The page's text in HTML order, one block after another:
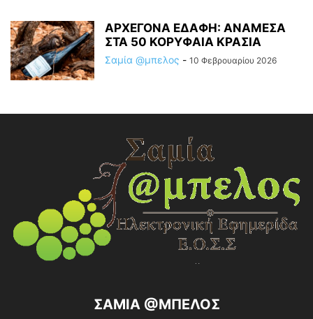
ΑΡΧΕΓΟΝΑ ΕΔΑΦΗ: ΑΝΑΜΕΣΑ
ΣΤΑ 50 ΚΟΡΥΦΑΙΑ ΚΡΑΣΙΑ
Σαμία @μπελος - 10 Φεβρουαρίου 2026
ΣΑΜΙΑ @ΜΠΕΛΟΣ